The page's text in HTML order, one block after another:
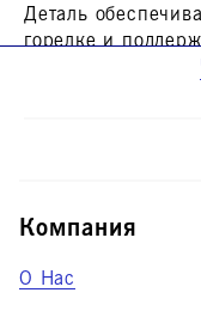
Деталь
горелке и
топлива в
своевременной
Совместимость с
Компания
О Нас